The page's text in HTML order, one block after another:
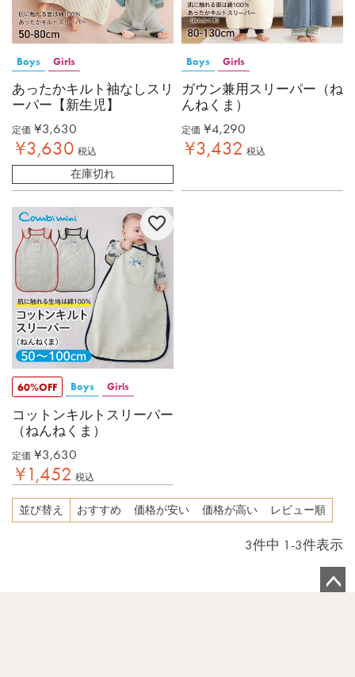
Boys Girls
あったかキルト袖なしスリ
ーパー【新生児】
定価 ¥3,630
¥3,630 税込
在庫切れ
Boys Girls
ガウン兼用スリーパー（ね
んねくま）
定価 ¥4,290
¥3,432 税込
60%OFF Boys Girls
コットンキルトスリーパー
（ねんねくま）
定価 ¥3,630
¥1,452 税込
並び替え おすすめ 価格が安い 価格が高い レビュー順
3件中 1 -3件表示